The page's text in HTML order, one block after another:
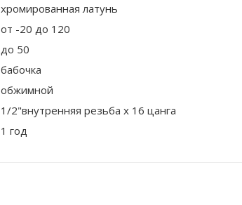
хромированная латунь
от -20 до 120
до 50
бабочка
обжимной
1/2"внутренняя резьба х 16 цанга
1 год